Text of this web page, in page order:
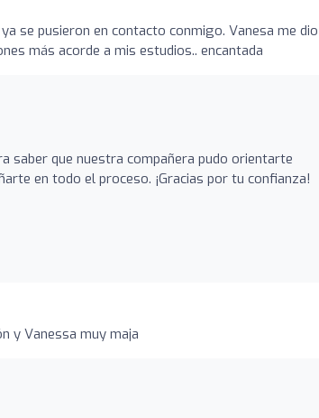
se pusieron en contacto conmigo. Vanesa me
más acorde a mis estudios.. encantada
saber que nuestra compañera pudo orientarte
en todo el proceso. ¡Gracias por tu confianza!
y Vanessa muy maja